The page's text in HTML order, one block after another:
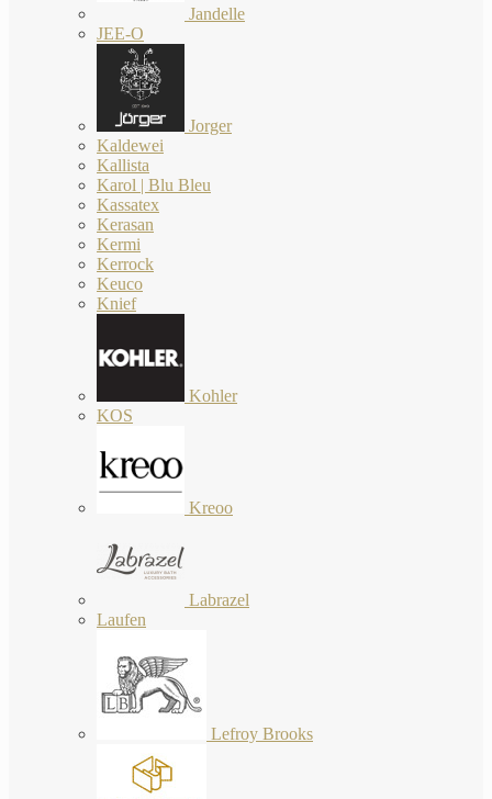
Jandelle
JEE-O
Jorger
Kaldewei
Kallista
Karol | Blu Bleu
Kassatex
Kerasan
Kermi
Kerrock
Keuco
Knief
Kohler
KOS
Kreoo
Labrazel
Laufen
Lefroy Brooks